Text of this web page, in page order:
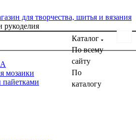
рукоделия
Каталог
По всему
сайту
По
каталогу
мозаики